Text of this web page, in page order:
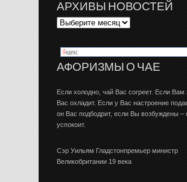
АРХИВЫ НОВОСТЕЙ
АФОРИЗМЫ О ЧАЕ
Если холодно, чай Вас согреет. Если Вам
Вас охладит. Если у Вас настроение
он Вас подбодрит, если Вы возбуждены –
успокоит.
Сэр Уильям Гладстонпремьер министр
Великобритании 19 века